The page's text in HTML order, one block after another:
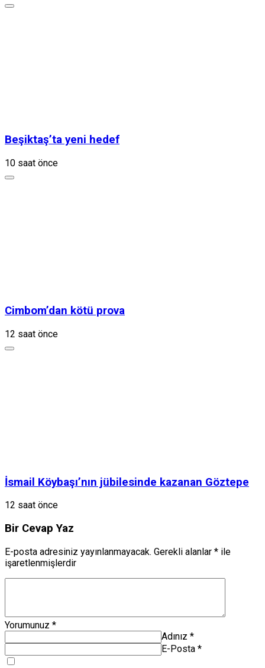
Beşiktaş’ta yeni hedef
10 saat önce
Cimbom’dan kötü prova
12 saat önce
İsmail Köybaşı’nın jübilesinde kazanan Göztepe
12 saat önce
Bir Cevap Yaz
E-posta adresiniz yayınlanmayacak. Gerekli alanlar * ile
işaretlenmişlerdir
Yorumunuz *
Adınız *
E-Posta *